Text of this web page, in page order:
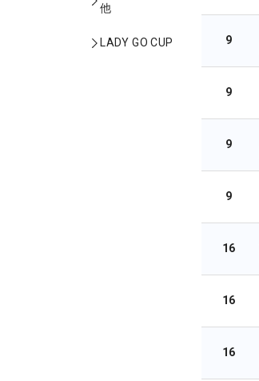
他
LADY GO CUP 9
9
9
9
16
16
16